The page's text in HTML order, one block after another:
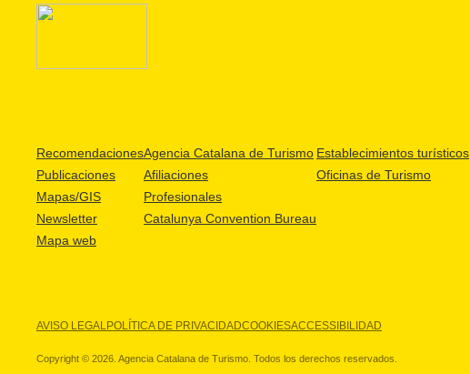
Recomendaciones
Publicaciones
Mapas/GIS
Newsletter
Mapa web
Agencia Catalana de Turismo
Afiliaciones
Profesionales
Catalunya Convention Bureau
Establecimientos turísticos
Oficinas de Turismo
AVISO LEGALPOLÍTICA DE PRIVACIDADCOOKIESACCESSIBILIDAD
Copyright © 2026. Agencia Catalana de Turismo. Todos los derechos reservados.